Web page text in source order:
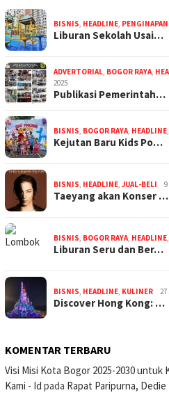
BISNIS, HEADLINE, PENGINAPAN
Liburan Sekolah Usai…
ADVERTORIAL, BOGOR RAYA,
2025
Publikasi Pemerintah…
BISNIS, BOGOR RAYA, HEADLINE,
Kejutan Baru Kids Po…
BISNIS, HEADLINE, JUAL-BELI
Taeyang akan Konser …
BISNIS, BOGOR RAYA, HEADLINE,
Liburan Seru dan Ber…
BISNIS, HEADLINE, KULINER 27
Discover Hong Kong: …
KOMENTAR TERBARU
Visi Misi Kota Bogor 2025-2030 untuk
Kami - Id pada Rapat Paripurna, Dedie